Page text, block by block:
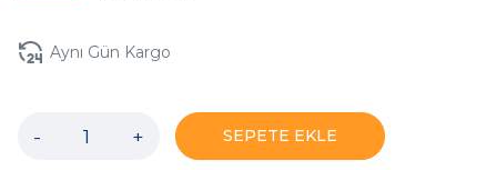
Aynı Gün Kargo
- + SEPETE EKLE